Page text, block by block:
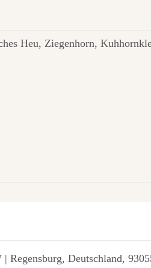
Heu, Ziegenhorn,
Deutschland,